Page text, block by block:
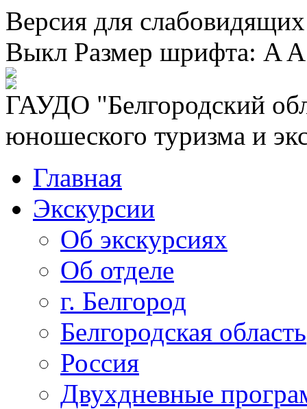
Версия для
Выкл Размер шрифта: A A
ГАУДО "Белгородский
юношеского туризма и
Главная
Экскурсии
Об экскурсиях
Об отделе
г. Белгород
Белгородская область
Россия
Двухдневные